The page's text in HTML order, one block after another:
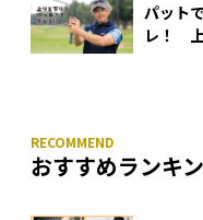
パット
レ！ 上
おすすめランキ